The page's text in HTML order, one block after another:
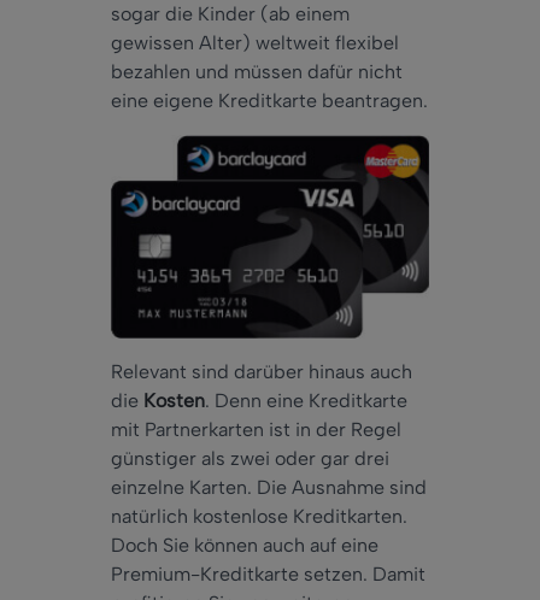
sogar die Kinder (ab einem
gewissen Alter) weltweit flexibel
bezahlen und müssen dafür nicht
eine eigene Kreditkarte beantragen.
Relevant sind darüber hinaus auch
die Kosten. Denn eine Kreditkarte
mit Partnerkarten ist in der Regel
günstiger als zwei oder gar drei
einzelne Karten. Die Ausnahme sind
natürlich kostenlose Kreditkarten.
Doch Sie können auch auf eine
Premium-Kreditkarte setzen. Damit